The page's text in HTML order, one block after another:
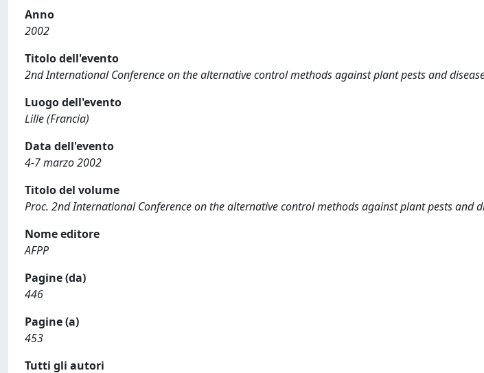
Anno
2002
Titolo dell'evento
2nd International Conference on the alternative control methods against plant pests and
Luogo dell'evento
Lille (Francia)
Data dell'evento
4-7 marzo 2002
Titolo del volume
Proc. 2nd International Conference on the alternative control methods against plant pests and
Nome editore
AFPP
Pagine (da)
446
Pagine (a)
453
Tutti gli autori